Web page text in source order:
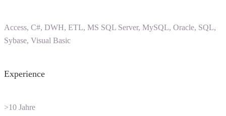
Access, C#, DWH, ETL, MS SQL Server, MySQL, Oracle, SQL,
Sybase, Visual Basic
Experience
>10 Jahre